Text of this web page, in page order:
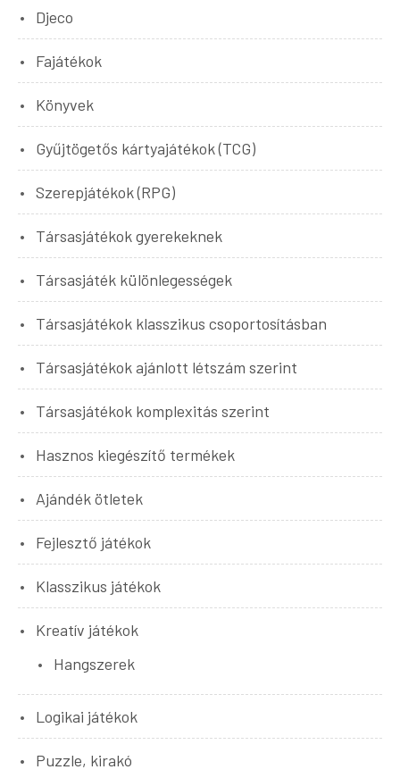
Djeco
Fajátékok
Könyvek
Gyűjtögetős kártyajátékok (TCG)
Szerepjátékok (RPG)
Társasjátékok gyerekeknek
Társasjáték különlegességek
Társasjátékok klasszikus csoportosításban
Társasjátékok ajánlott létszám szerint
Társasjátékok komplexitás szerint
Hasznos kiegészítő termékek
Ajándék ötletek
Fejlesztő játékok
Klasszikus játékok
Kreatív játékok
Hangszerek
Logikai játékok
Puzzle, kirakó